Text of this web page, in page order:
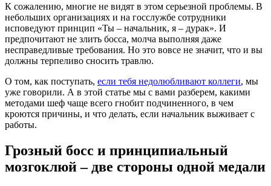
К сожалению, многие не видят в этом серьезной проблемы. В
небольших организациях и на госслужбе сотрудники
исповедуют принцип «Ты – начальник, я – дурак». И
предпочитают не злить босса, молча выполняя даже
несправедливые требования. Но это вовсе не значит, что и вы
должны терпеливо сносить травлю.
О том, как поступать, если тебя недолюбливают коллеги, мы
уже говорили. А в этой статье мы с вами разберем, какими
методами шеф чаще всего гнобит подчиненного, в чем
кроются причины, и что делать, если начальник выживает с
работы.
Грозный босс и принципиальный
мозгоклюй – две стороны одной медали